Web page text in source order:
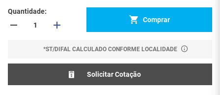
Quantidade
Comprar
*ST/DIFAL CALCULADO CONFORME LOCALIDADE
Solicitar Cotação